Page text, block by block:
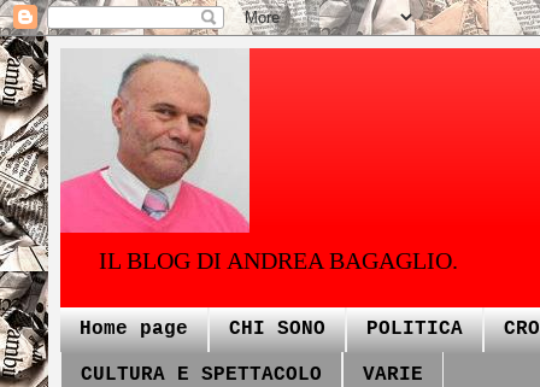
IL BLOG DI ANDREA BAGAGLIO.
Home page CHI SONO POLITICA
CULTURA E SPETTACOLO VARIE